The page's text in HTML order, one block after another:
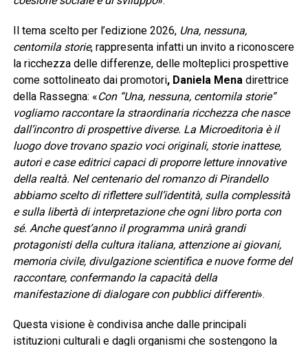
Il tema scelto per l’edizione 2026, Una, nessuna,
centomila storie, rappresenta infatti un invito a riconoscere
la ricchezza delle differenze, delle molteplici prospettive
come sottolineato dai promotori, Daniela Menadirettrice
della Rassegna: «Con “Una, nessuna, centomila storie”
vogliamo raccontare la straordinaria ricchezza che nasce
dall’incontro di prospettive diverse. La Microeditoria è il
luogo dove trovano spazio voci originali, storie inattese,
autori e case editrici capaci di proporre letture innovative
della realtà. Nel centenario del romanzo di Pirandello
abbiamo scelto di riflettere sull’identità, sulla complessità
e sulla libertà di interpretazione che ogni libro porta con
sé. Anche quest’anno il programma unirà grandi
protagonisti della cultura italiana, attenzione ai giovani,
memoria civile, divulgazione scientifica e nuove forme del
raccontare, confermando la capacità della
manifestazione di dialogare con pubblici differenti».
Questa visione è condivisa anche dalle principali
istituzioni culturali e dagli organismi che sostengono la